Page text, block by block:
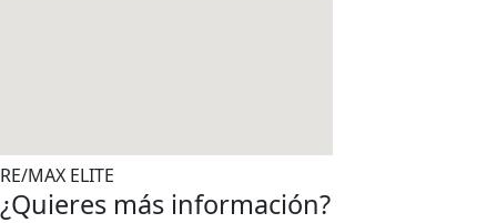
RE/MAX ELITE
¿Quieres más información?